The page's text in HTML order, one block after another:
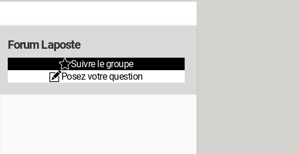
Forum Laposte
Suivre le groupe
Posez votre question